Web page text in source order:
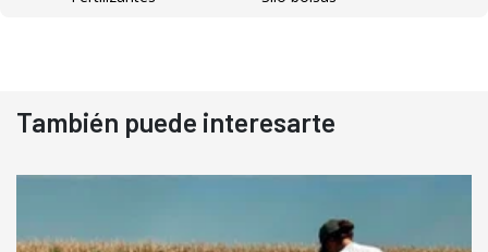
También puede interesarte